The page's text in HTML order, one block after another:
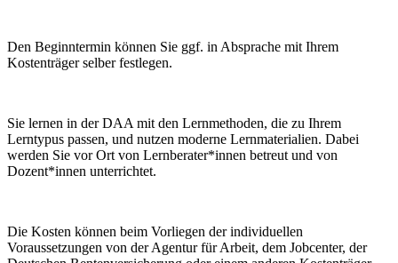
Den Beginntermin können Sie ggf. in Absprache mit Ihrem
Kostenträger selber festlegen.
Sie lernen in der DAA mit den Lernmethoden, die zu Ihrem
Lerntypus passen, und nutzen moderne Lernmaterialien. Dabei
werden Sie vor Ort von Lernberater*innen betreut und von
Dozent*innen unterrichtet.
Die Kosten können beim Vorliegen der individuellen
Voraussetzungen von der Agentur für Arbeit, dem Jobcenter, der